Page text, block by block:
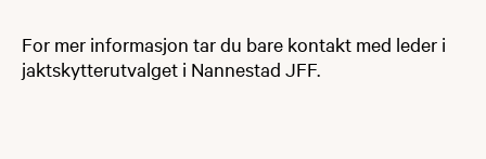
For mer informasjon tar du bare kontakt med leder i
jaktskytterutvalget i Nannestad JFF.